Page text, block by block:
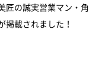
匠の誠実営業マン・角
掲載されました！